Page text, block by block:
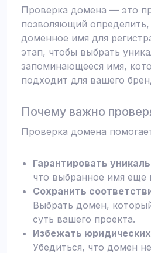
Проверка домена — это
позволяющий
доменное имя для
этап, чтобы выбрать
запоминающееся имя,
подходит для вашего
Почему важно
Проверка домена
Гарантировать
что выбранное имя еще
Сохранить
Выбрать домен,
суть вашего проекта.
Избежать
Убедиться, что домен